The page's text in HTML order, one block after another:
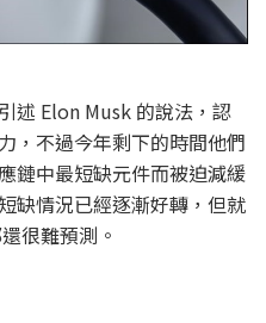
述 Elon Musk 的說法，認
，不過今年剩下的時間他們
鏈中最短缺元件而被迫減緩
缺情況已經逐漸好轉，但就
很難預測。